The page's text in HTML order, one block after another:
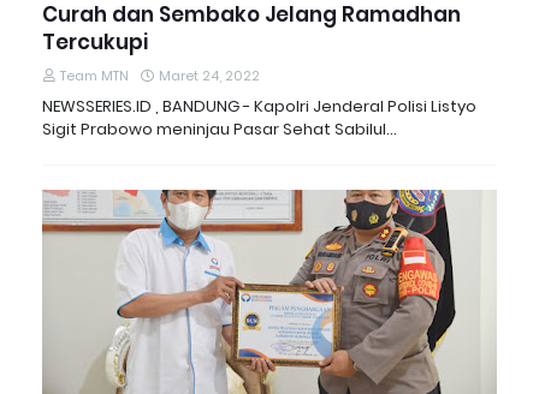
Curah dan Sembako Jelang Ramadhan
Tercukupi
Team MTN Maret 24, 2022
NEWSSERIES.ID , BANDUNG - Kapolri Jenderal Polisi Listyo
Sigit Prabowo meninjau Pasar Sehat Sabilul…